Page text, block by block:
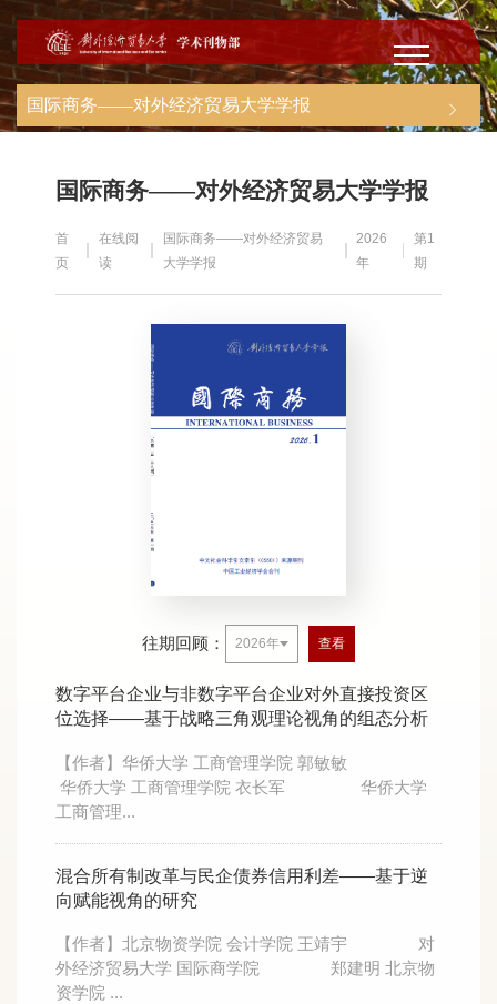
国际商务——对外经济贸易大学学报
国际商务——对外经济贸易大学学报
首
页
在线阅
读
国际商务——对外经济贸易
大学学报
2026
年
第1
期
往期回顾： 2026年 查看
数字平台企业与非数字平台企业对外直接投资区
位选择——基于战略三角观理论视角的组态分析
【作者】华侨大学 工商管理学院 郭敏敏
华侨大学 工商管理学院 衣长军 华侨大学
工商管理...
混合所有制改革与民企债券信用利差——基于逆
向赋能视角的研究
【作者】北京物资学院 会计学院 王靖宇 对
外经济贸易大学 国际商学院 郑建明 北京物
资学院 ...